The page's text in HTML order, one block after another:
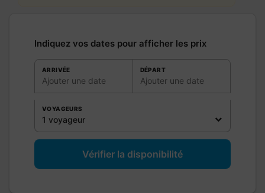
Indiquez vos dates pour afficher les prix
ARRIVÉE
Ajouter une date
DÉPART
Ajouter une date
VOYAGEURS
1 voyageur
Vérifier la disponibilité